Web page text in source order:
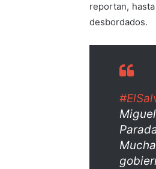
reportan,
desbordados.